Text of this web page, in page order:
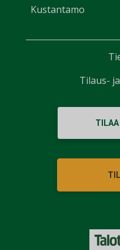
Kustantamo
Tilaus-